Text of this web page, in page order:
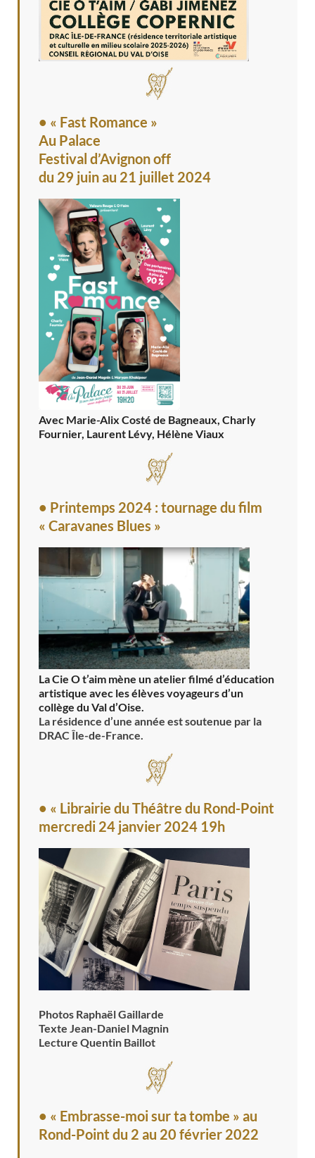
• « Fast Romance »
Au Palace
Festival d’Avignon off
du 29 juin au 21 juillet 2024
Avec Marie-Alix Costé de Bagneaux, Charly
Fournier, Laurent Lévy, Hélène Viaux
• Printemps 2024 : tournage du film
« Caravanes Blues »
La Cie O t’aim mène un atelier filmé d’éducation
artistique avec les élèves voyageurs d’un
collège du Val d’Oise.
La résidence d’une année est soutenue par la
DRAC Île-de-France.
• « Librairie du Théâtre du Rond-Point
mercredi 24 janvier 2024 19h
Photos Raphaël Gaillarde
Texte Jean-Daniel Magnin
Lecture Quentin Baillot
• « Embrasse-moi sur ta tombe » au
Rond-Point du 2 au 20 février 2022